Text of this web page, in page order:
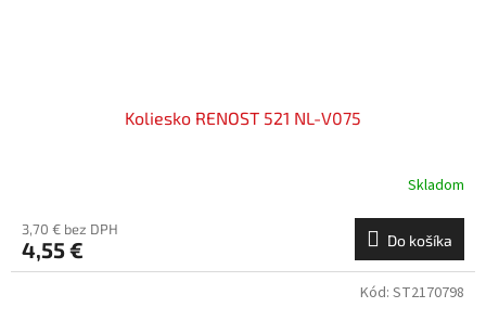
Koliesko RENOST 521 NL-V075
Skladom
3,70 € bez DPH
4,55 € Do košíka
Kód: ST2170798